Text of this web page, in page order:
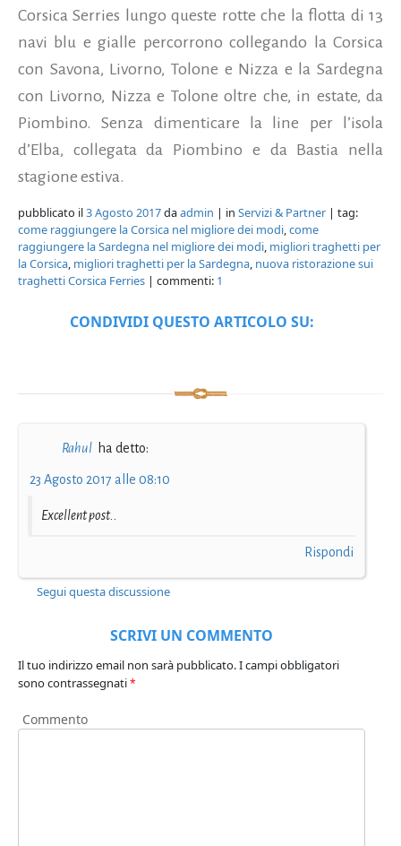
Corsica Serries lungo queste rotte che la flotta di 13
navi blu e gialle percorrono collegando la Corsica
con Savona, Livorno, Tolone e Nizza e la Sardegna
con Livorno, Nizza e Tolone oltre che, in estate, da
Piombino. Senza dimenticare la line per l’isola
d’Elba, collegata da Piombino e da Bastia nella
stagione estiva.
pubblicato il3 Agosto 2017daadmin | in Servizi & Partner | tag:
come raggiungere la Corsica nel migliore dei modi,come
raggiungere la Sardegna nel migliore dei modi, migliori traghetti per
la Corsica, migliori traghetti per la Sardegna, nuova ristorazione sui
traghetti Corsica Ferries | commenti: 1
CONDIVIDI QUESTO ARTICOLO SU:
Rahul ha detto:
23 Agosto 2017 alle 08:10
Excellent post..
Rispondi
Segui questa discussione
SCRIVI UN COMMENTO
Il tuo indirizzo email non sarà pubblicato.I campi obbligatori
sono contrassegnati*
Commento